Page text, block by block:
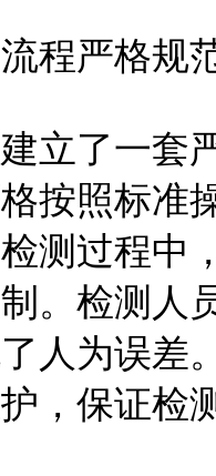
严格规
了一套严
按照标准
测过程中
。检测人
人为误差
，保证检